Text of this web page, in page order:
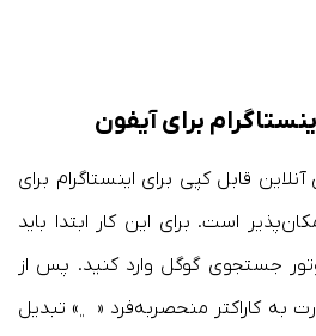
برای آیفون
قابل کپی برای اینستاگرام برای
است. برای این کار ابتدا باید
را در موتور جستجوی گوگل وارد کنید. پس از
به کاراکتر منحصربه‌فرد « ﮼» تبدیل